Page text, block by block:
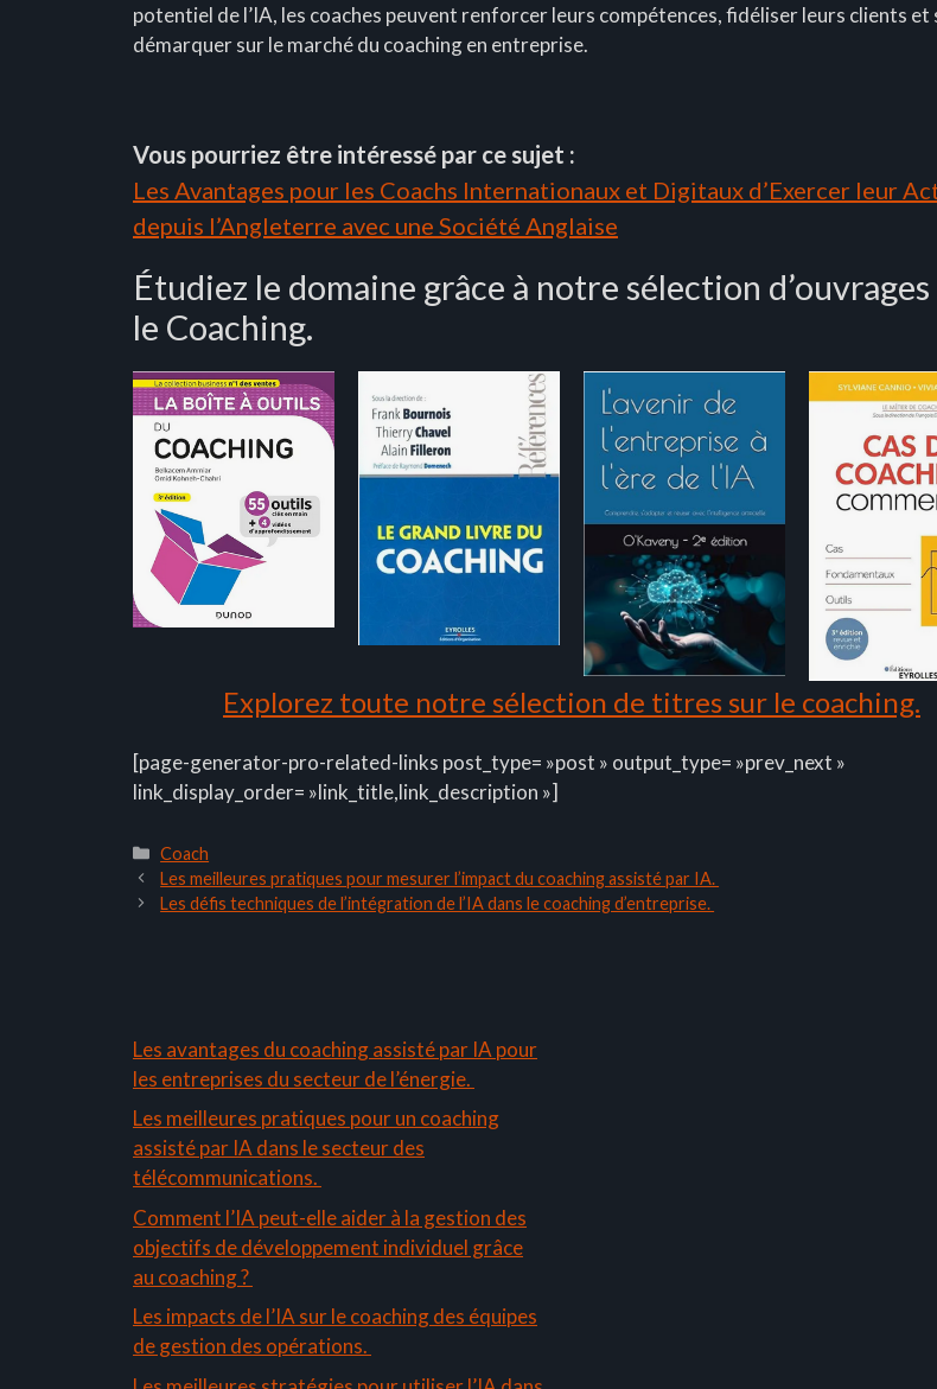
potentiel de l’IA, les coaches peuvent renforcer leurs compétences, fidéliser leurs clients et
démarquer sur le marché du coaching en entreprise.
Vous pourriez être intéressé par ce sujet :
Les Avantages pour les Coachs Internationaux et Digitaux d’Exercer leur
depuis l’Angleterre avec une Société Anglaise
Étudiez le domaine grâce à notre sélection
le Coaching.
Explorez toute notre sélection de titres sur le coaching.
[page-generator-pro-related-links post_type= »post » output_type= »prev_next »
link_display_order= »link_title,link_description »]
Catégories
Coach
Les meilleures pratiques pour mesurer l’impact du coaching assisté par IA.
Les défis techniques de l’intégration de l’IA dans le coaching d’entreprise.
Les avantages du coaching assisté par IA pour
les entreprises du secteur de l’énergie.
Les meilleures pratiques pour un coaching
assisté par IA dans le secteur des
télécommunications.
Comment l’IA peut-elle aider à la gestion des
objectifs de développement individuel grâce
au coaching ?
Les impacts de l’IA sur le coaching des équipes
de gestion des opérations.